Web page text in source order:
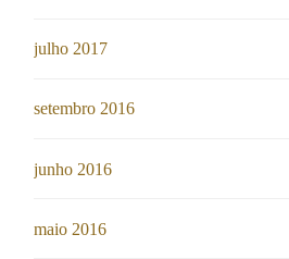
julho 2017
setembro 2016
junho 2016
maio 2016